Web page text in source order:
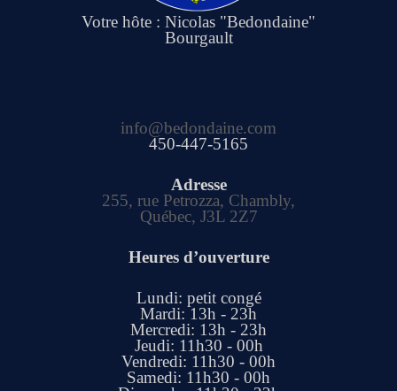
Votre hôte : Nicolas "Bedondaine"
Bourgault
info@bedondaine.com
450-447-5165
Adresse
255, rue Petrozza, Chambly,
Québec, J3L 2Z7
Heures d’ouverture
Lundi: petit congé
Mardi: 13h - 23h
Mercredi: 13h - 23h
Jeudi: 11h30 - 00h
Vendredi: 11h30 - 00h
Samedi: 11h30 - 00h